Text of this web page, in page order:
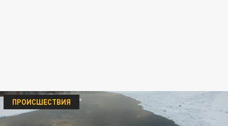
ПРОИСШЕСТВИЯ